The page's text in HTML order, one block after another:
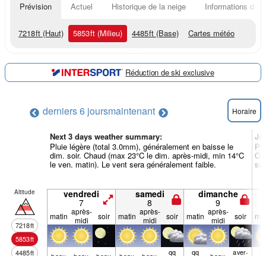
Prévision Actuel Historique de la neige Informations du
7218ft (Haut) 5853ft (Milieu) 4485ft (Base) Cartes météo
Réduction de ski exclusive
derniers 6 joursmaintenant Horaire
Next 3 days weather summary:
Pluie légère (total 3.0mm), généralement en baisse le
dim. soir. Chaud (max 23°C le dim. après-midi, min 14°C
le ven. matin). Le vent sera généralement faible.
Altitude
7218ft
5853ft
4485ft
vendredi
7
samedi
8
dimanche
9
matin après-
midi
soir matin après-
midi
soir matin après-
midi
soir
qq qq aver­